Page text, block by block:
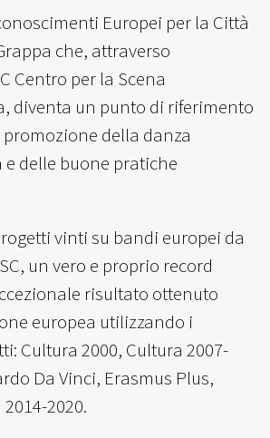
Europei per la Città
che, attraverso
Centro per la Scena
diventa un punto di riferimento
della danza
delle buone pratiche
vinti su bandi europei da
un vero e proprio record
risultato ottenuto
europea utilizzando i
Cultura 2000, Cultura 2007-
Da Vinci, Erasmus Plus,
2020.